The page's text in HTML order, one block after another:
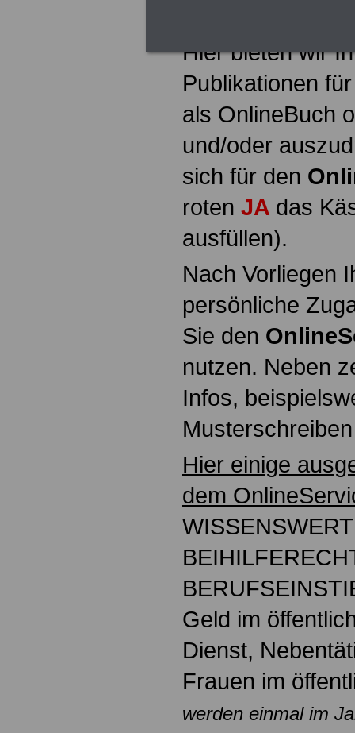
Hier bieten wir
Publikationen
als OnlineBuch
und/oder
sich für den
roten JA das
ausfüllen).
Nach Vorliegen
persönliche
Sie den
nutzen. Neben
Infos,
Hier einige
dem
Geld im
Dienst,
Frauen im
werden einmal im